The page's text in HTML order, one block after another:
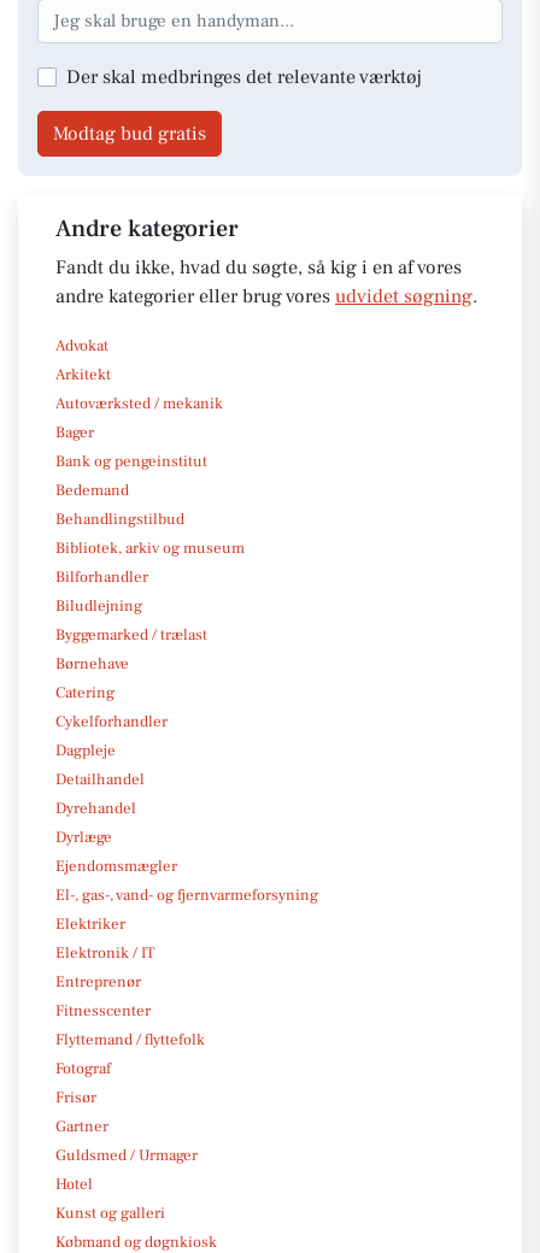
Der skal medbringes det relevante værktøj
Modtag bud gratis
Andre kategorier
Fandt du ikke, hvad du søgte, så kig i en af vores
andre kategorier eller brug vores udvidet søgning.
Advokat
Arkitekt
Autoværksted / mekanik
Bager
Bank og pengeinstitut
Bedemand
Behandlingstilbud
Bibliotek, arkiv og museum
Bilforhandler
Biludlejning
Byggemarked / trælast
Børnehave
Catering
Cykelforhandler
Dagpleje
Detailhandel
Dyrehandel
Dyrlæge
Ejendomsmægler
El-, gas-, vand- og fjernvarmeforsyning
Elektriker
Elektronik / IT
Entreprenør
Fitnesscenter
Flyttemand / flyttefolk
Fotograf
Frisør
Gartner
Guldsmed / Urmager
Hotel
Kunst og galleri
Købmand og døgnkiosk